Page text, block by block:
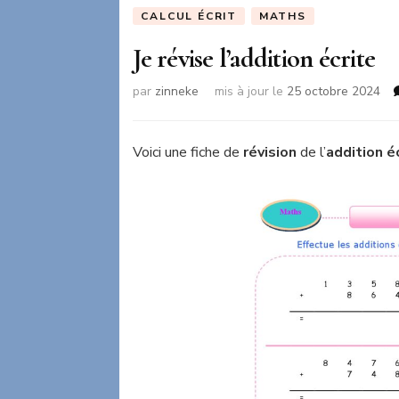
CALCUL ÉCRIT MATHS
Je révise l’addition écrite
par zinneke mis à jour le 25 octobre 2024
Voici une fiche de révision de l’addition